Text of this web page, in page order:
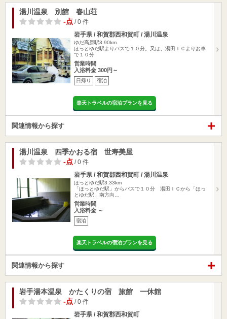
湯川温泉 別館 春山荘
-点 / 0 件
岩手県 / 和賀郡西和賀町 / 湯川温泉
ゆだ高原駅3.90km
ほっとゆだ駅よりバスで１０分。又は、湯田ＩＣよりお車
で１０分
営業時間
入浴料金 300円～
日帰り 宿泊
楽天トラベルの宿泊プランを見る
関連情報から探す
湯川温泉 四季かおる宿 世寿美屋
-点 / 0 件
岩手県 / 和賀郡西和賀町 / 湯川温泉
ほっとゆだ駅3.33km
「ほっとゆだ駅」からバスで１０分 湯田ＩＣから「ほっ
とゆだ駅」南方向…
営業時間
入浴料金 ～
宿泊
楽天トラベルの宿泊プランを見る
関連情報から探す
岩手湯本温泉 かたくりの宿 旅館 一休館
-点 / 0 件
岩手県 / 和賀郡西和賀町